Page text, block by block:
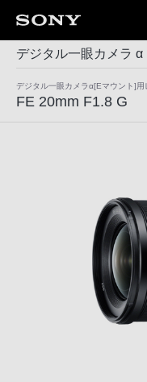
デジタル一眼カメラ α
デジタル一眼カメラα[Eマウント]用
FE 20mm F1.8 G